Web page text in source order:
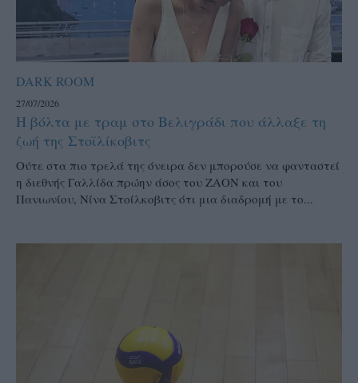
DARK ROOM
27/07/2026
Η βόλτα με τραμ στο Βελιγράδι που άλλαξε τη
ζωή της Στοϊλίκοβιτς
Ούτε στα πιο τρελά της όνειρα δεν μπορούσε να φανταστεί
η διεθνής Γαλλίδα πρώην άσος του ΖΑΟΝ και του
Πανιωνίου, Νίνα Στοίλκοβιτς ότι μια διαδρομή με το...